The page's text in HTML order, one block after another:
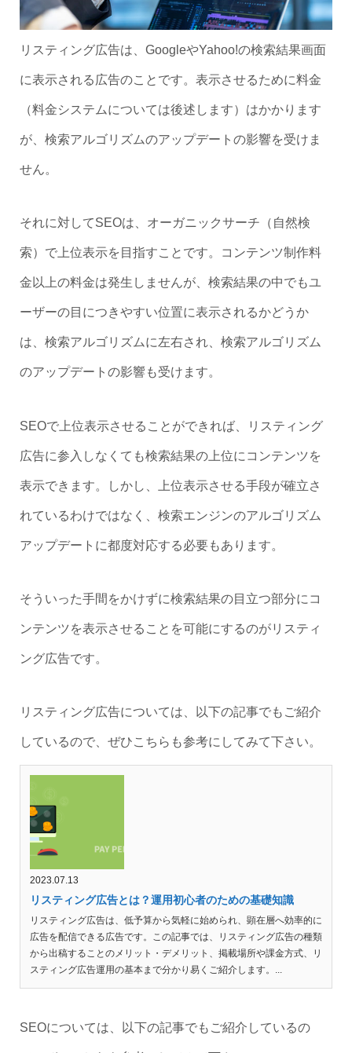
リスティング広告は、GoogleやYahoo!の検索結果画面
に表示される広告のことです。表示させるために料金
（料金システムについては後述します）はかかります
が、検索アルゴリズムのアップデートの影響を受けま
せん。
それに対してSEOは、オーガニックサーチ（自然検
索）で上位表示を目指すことです。コンテンツ制作料
金以上の料金は発生しませんが、検索結果の中でもユ
ーザーの目につきやすい位置に表示されるかどうか
は、検索アルゴリズムに左右され、検索アルゴリズム
のアップデートの影響も受けます。
SEOで上位表示させることができれば、リスティング
広告に参入しなくても検索結果の上位にコンテンツを
表示できます。しかし、上位表示させる手段が確立さ
れているわけではなく、検索エンジンのアルゴリズム
アップデートに都度対応する必要もあります。
そういった手間をかけずに検索結果の目立つ部分にコ
ンテンツを表示させることを可能にするのがリスティ
ング広告です。
リスティング広告については、以下の記事でもご紹介
しているので、ぜひこちらも参考にしてみて下さい。
2023.07.13
リスティング広告とは？運用初心者のための基礎知識
リスティング広告は、低予算から気軽に始められ、顕在層へ効率的に
広告を配信できる広告です。この記事では、リスティング広告の種類
から出稿することのメリット・デメリット、掲載場所や課金方式、リ
スティング広告運用の基本まで分かり易くご紹介します。...
SEOについては、以下の記事でもご紹介しているの